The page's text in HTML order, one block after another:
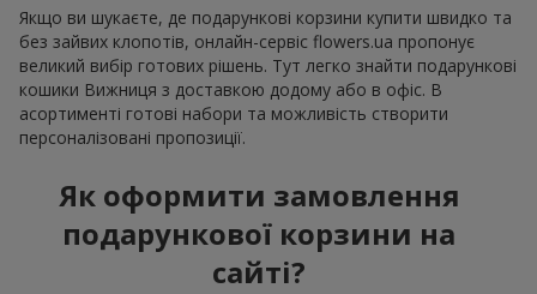
Якщо ви шукаєте, де подарункові корзини купити швидко та
без зайвих клопотів, онлайн-сервіс flowers.ua пропонує
великий вибір готових рішень. Тут легко знайти подарункові
кошики Вижниця з доставкою додому або в офіс. В
асортименті готові набори та можливість створити
персоналізовані пропозиції.
Як оформити замовлення
подарункової корзини на
сайті?